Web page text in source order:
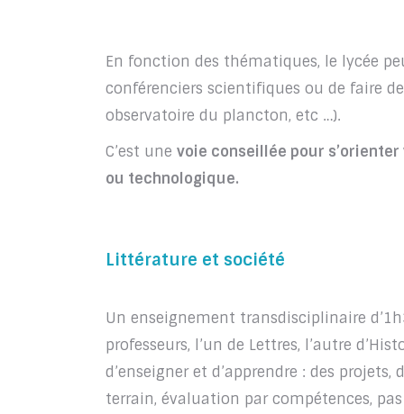
En fonction des thématiques, le lycée
conférenciers scientifiques ou de faire
observatoire du plancton, etc …).
C’est unevoie conseillée pour
ou technologique.
Littérature et société
Un enseignement transdisciplinaire
professeurs, l’un de Lettres, l’autre
d’enseigner et d’apprendre : des
terrain, évaluation par compétences,